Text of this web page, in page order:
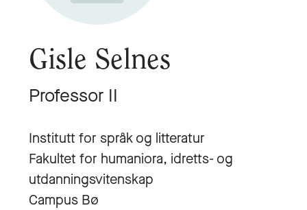
Gisle Selnes
Professor II
Institutt for språk og litteratur
Fakultet for humaniora, idretts- og
utdanningsvitenskap
Campus Bø